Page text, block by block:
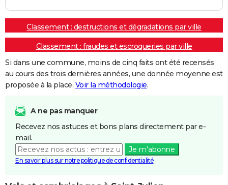
Classement : destructions et dégradations par ville
Classement : fraudes et escroqueries par ville
Si dans une commune, moins de cinq faits ont été recensés
au cours des trois dernières années, une donnée moyenne est
proposée à la place. Voir la méthodologie.
A ne pas manquer
Recevez nos astuces et bons plans directement par e-
mail.
Je m'abonne
En savoir plus sur notre politique de confidentialité